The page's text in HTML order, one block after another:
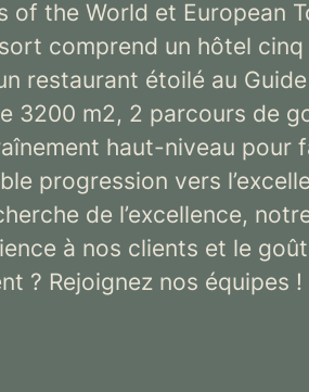
of the World et European
comprend un hôtel
restaurant étoilé au
3200 m2, 2 parcours de
haut-niveau pour
progression vers
de l’excellence,
à nos clients et le
? Rejoignez nos équipes !